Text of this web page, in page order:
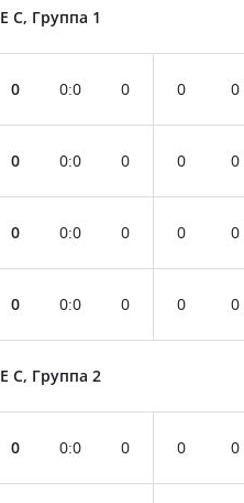
C, Группа 1
0 0:0 0 0 0
0 0:0 0 0 0
0 0:0 0 0 0
0 0:0 0 0 0
C, Группа 2
0 0:0 0 0 0